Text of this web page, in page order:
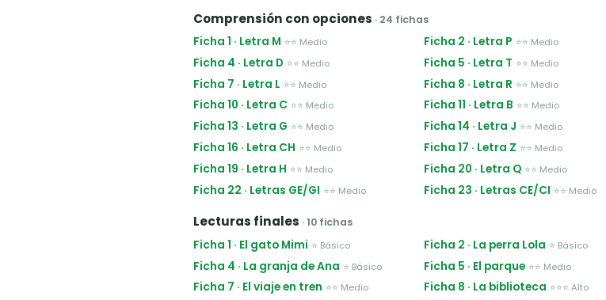
Comprensión con opciones · 24 fichas
Ficha 1 · Letra M ⭐⭐ Medio Ficha 2 · Letra P ⭐⭐ Medio
Ficha 4 · Letra D ⭐⭐ Medio Ficha 5 · Letra T ⭐⭐ Medio
Ficha 7 · Letra L ⭐⭐ Medio Ficha 8 · Letra R ⭐⭐ Medio
Ficha 10 · Letra C ⭐⭐ Medio Ficha 11 · Letra B ⭐⭐ Medio
Ficha 13 · Letra G ⭐⭐ Medio Ficha 14 · Letra J ⭐⭐ Medio
Ficha 16 · Letra CH ⭐⭐ Medio Ficha 17 · Letra Z ⭐⭐ Medio
Ficha 19 · Letra H ⭐⭐ Medio Ficha 20 · Letra Q ⭐⭐ Medio
Ficha 22 · Letras GE/GI ⭐⭐ Medio Ficha 23 · Letras CE/CI ⭐⭐ Medio
Lecturas finales · 10 fichas
Ficha 1 · El gato Mimi ⭐ Básico Ficha 2 · La perra Lola ⭐ Básico
Ficha 4 · La granja de Ana ⭐ Básico Ficha 5 · El parque ⭐⭐ Medio
Ficha 7 · El viaje en tren ⭐⭐ Medio Ficha 8 · La biblioteca ⭐⭐⭐ Alto